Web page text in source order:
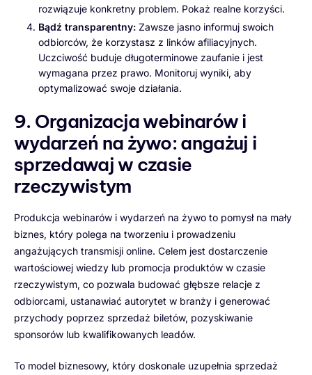
rozwiązuje konkretny problem. Pokaż realne korzyści.
Bądź transparentny: Zawsze jasno informuj swoich
odbiorców, że korzystasz z linków afiliacyjnych.
Uczciwość buduje długoterminowe zaufanie i jest
wymagana przez prawo. Monitoruj wyniki, aby
optymalizować swoje działania.
9. Organizacja webinarów i
wydarzeń na żywo: angażuj i
sprzedawaj w czasie
rzeczywistym
Produkcja webinarów i wydarzeń na żywo to pomysł na mały
biznes, który polega na tworzeniu i prowadzeniu
angażujących transmisji online. Celem jest dostarczenie
wartościowej wiedzy lub promocja produktów w czasie
rzeczywistym, co pozwala budować głębsze relacje z
odbiorcami, ustanawiać autorytet w branży i generować
przychody poprzez sprzedaż biletów, pozyskiwanie
sponsorów lub kwalifikowanych leadów.
To model biznesowy, który doskonale uzupełnia sprzedaż